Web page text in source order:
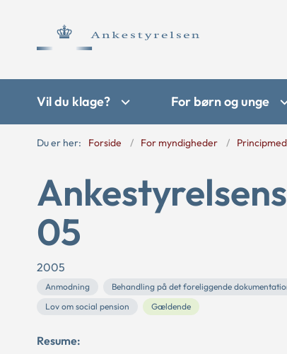
Vil du klage? For børn og unge
Du er her: Forside For myndigheder
05
2005
Anmodning Behandling på det foreliggende
Lov om social pension
Gældende
Resume: